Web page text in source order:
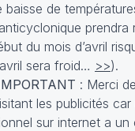
baisse de
prendra
du mois d’avril
sera froid… >>).
: Merci
les publicités
sur internet a